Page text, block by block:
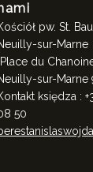
pw. St.
sur-Marne
du
sur-Marne
księdza :
50